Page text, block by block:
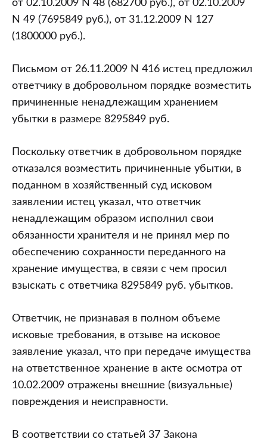
от 02.10.2009 N 48 (682700 руб.), от 02.10.2009
N 49 (7695849 руб.), от 31.12.2009 N 127
(1800000 руб.).
Письмом от 26.11.2009 N 416 истец предложил
ответчику в добровольном порядке возместить
причиненные ненадлежащим хранением
убытки в размере 8295849 руб.
Поскольку ответчик в добровольном порядке
отказался возместить причиненные убытки, в
поданном в хозяйственный суд исковом
заявлении истец указал, что ответчик
ненадлежащим образом исполнил свои
обязанности хранителя и не принял мер по
обеспечению сохранности переданного на
хранение имущества, в связи с чем просил
взыскать с ответчика 8295849 руб. убытков.
Ответчик, не признавая в полном объеме
исковые требования, в отзыве на исковое
заявление указал, что при передаче имущества
на ответственное хранение в акте осмотра от
10.02.2009 отражены внешние (визуальные)
повреждения и неисправности.
В соответствии со статьей 37 Закона